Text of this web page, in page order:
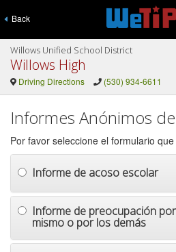
Back
Willows Unified School District
Willows High
Driving Directions (530) 934-6611
Informes Anónimos
Por favor seleccione el formulario
Informe de acoso escolar
Informe de preocupación
mismo o por los demás